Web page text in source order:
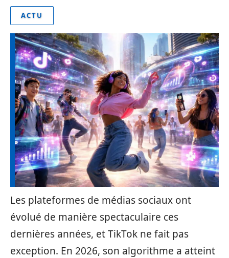
ACTU
Les plateformes de médias sociaux ont
évolué de manière spectaculaire ces
dernières années, et TikTok ne fait pas
exception. En 2026, son algorithme a atteint